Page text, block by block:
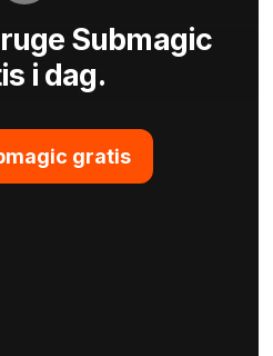
Submagic
i dag.
gratis